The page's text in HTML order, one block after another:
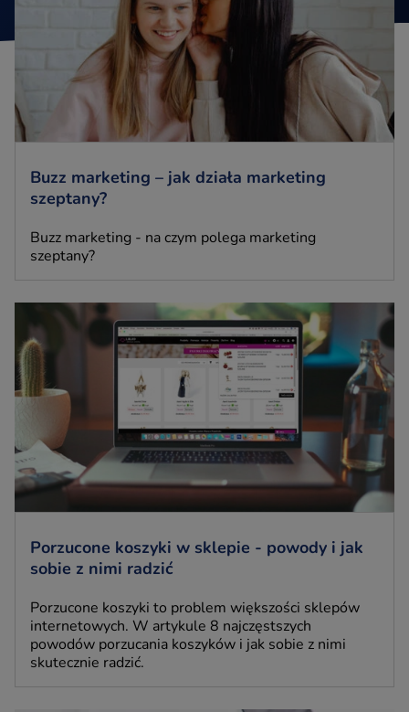
Buzz marketing – jak działa marketing
szeptany?
Buzz marketing - na czym polega marketing
szeptany?
Porzucone koszyki w sklepie - powody i jak
sobie z nimi radzić
Porzucone koszyki to problem większości sklepów
internetowych. W artykule 8 najczęstszych
powodów porzucania koszyków i jak sobie z nimi
skutecznie radzić.